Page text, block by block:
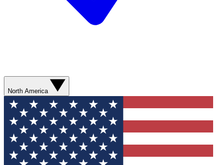
North America